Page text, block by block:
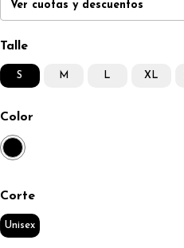
Ver cuotas y descuentos
Talle
S M L XL
Color
Corte
Unisex